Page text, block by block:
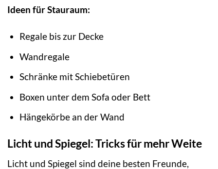
Ideen für Stauraum:
Regale bis zur Decke
Wandregale
Schränke mit Schiebetüren
Boxen unter dem Sofa oder Bett
Hängekörbe an der Wand
Licht und Spiegel: Tricks für mehr Weite
Licht und Spiegel sind deine besten Freunde,